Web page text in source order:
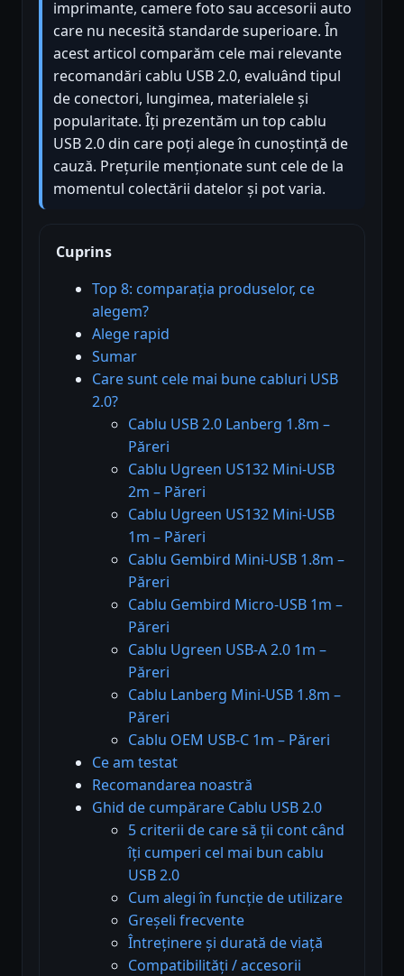
imprimante, camere foto sau accesorii auto
care nu necesită standarde superioare. În
acest articol comparăm cele mai relevante
recomandări cablu USB 2.0, evaluând tipul
de conectori, lungimea, materialele și
popularitate. Îți prezentăm un top cablu
USB 2.0 din care poți alege în cunoștință de
cauză. Prețurile menționate sunt cele de la
momentul colectării datelor și pot varia.
Cuprins
Top 8: comparația produselor, ce
alegem?
Alege rapid
Sumar
Care sunt cele mai bune cabluri USB
2.0?
Cablu USB 2.0 Lanberg 1.8m –
Păreri
Cablu Ugreen US132 Mini-USB
2m – Păreri
Cablu Ugreen US132 Mini-USB
1m – Păreri
Cablu Gembird Mini-USB 1.8m –
Păreri
Cablu Gembird Micro-USB 1m –
Păreri
Cablu Ugreen USB-A 2.0 1m –
Păreri
Cablu Lanberg Mini-USB 1.8m –
Păreri
Cablu OEM USB-C 1m – Păreri
Ce am testat
Recomandarea noastră
Ghid de cumpărare Cablu USB 2.0
5 criterii de care să ții cont când
îți cumperi cel mai bun cablu
USB 2.0
Cum alegi în funcție de utilizare
Greșeli frecvente
Întreținere și durată de viață
Compatibilități / accesorii